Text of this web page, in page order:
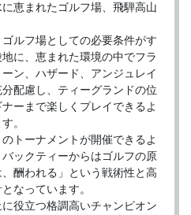
恵まれたゴルフ場、飛騨高山
ルフ場としての必要条件がす
に、恵まれた環境の中でフラ
ン、ハザード、アンジュレイ
配慮し、ティーグランドの位
ーまで楽しくプレイできるよ
。
トーナメントが開催できるよ
ックティーからはゴルフの原
酬われる」という戦術性と高
なっています。
役立つ格調高いチャンピオン